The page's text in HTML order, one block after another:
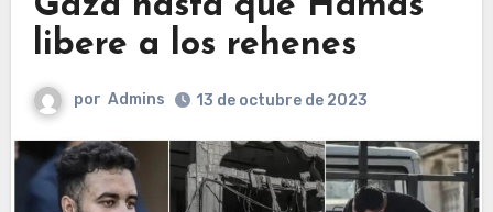
libere a los rehenes
por Admins 13 de octubre de 2023